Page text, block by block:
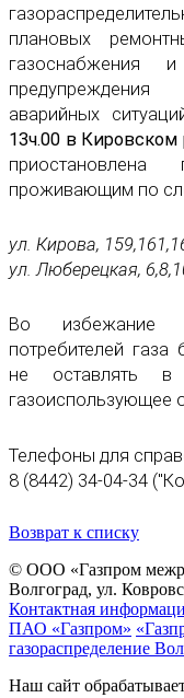
плановых
газоснабжения
аварийных
13ч.00 в Кировском
приостановлена
проживающим по
ул. Кирова,
ул. Люберецкая,
Во избежание
потребителей
не оставлять в
газоиспользующее
Телефоны для
8 (8442) 34-04-34
Возврат к списку
© ООО «Газпром
Волгоград, ул.
Контактная
ПАО «Газпром»
газораспределение
Наш сайт